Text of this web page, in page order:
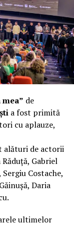
l-a aruncat la
la început: nu
cu
în conversație
bună dreptate.
2,7 g/cm³, față
un volum
din greutatea
și
asta se
de
a fost primită
cu aplauze,
alături de actorii
Gabriel
Costache,
Daria
ultimelor